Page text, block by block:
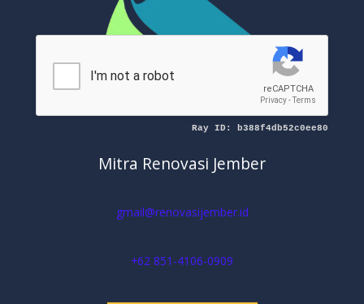
Mitra Renovasi Jember
gmail@renovasijember.id
+62 851-4106-0909